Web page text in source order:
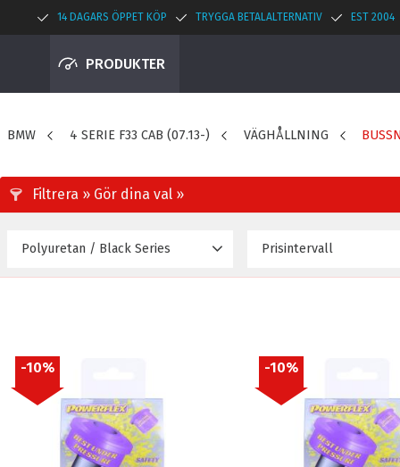
14 DAGARS ÖPPET KÖP TRYGGA BETALALTERNATIV EST 2004
PRODUKTER
BMW 4 SERIE F33 CAB (07.13-) VÄGHÅLLNING
Prisintervall
Polyuretan / Black Series
10% 10%